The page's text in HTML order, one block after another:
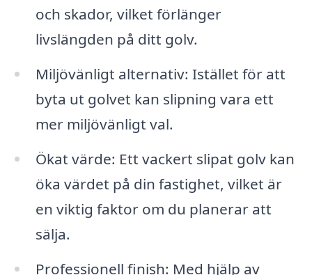
och skador, vilket förlänger
livslängden på ditt golv.
Miljövänligt alternativ: Istället för att
byta ut golvet kan slipning vara ett
mer miljövänligt val.
Ökat värde: Ett vackert slipat golv kan
öka värdet på din fastighet, vilket är
en viktig faktor om du planerar att
sälja.
Professionell finish: Med hjälp av